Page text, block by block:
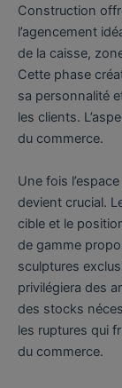
Construction
l’agencement
de la caisse,
Cette phase
sa personnalité
les clients.
du commerce.
Une fois
devient crucial.
cible et le
de gamme
sculptures
privilégiera des
des stocks
les ruptures qui
du commerce.